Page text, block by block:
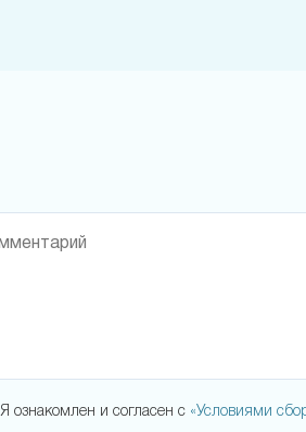
Я ознакомлен и согласен с «Условиями